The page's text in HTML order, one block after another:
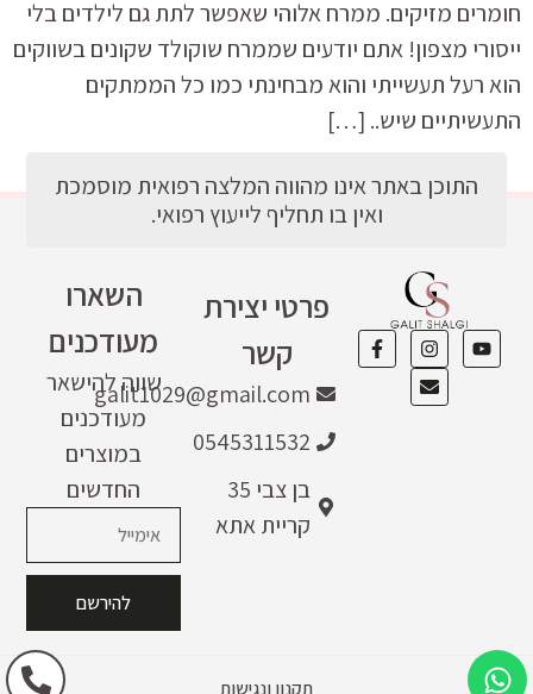
חומרים מזיקים. ממרח אלוהי שאפשר לתת גם לילדים בלי
ייסורי מצפון! אתם יודעים שממרח שוקולד שקונים בשווקים
הוא רעל תעשייתי והוא מבחינתי כמו כל הממתקים
התעשיתיים שיש.. […]
פרטי יצירת
קשר
galit1029@gmail.com
0545311532
בן צבי 35
קריית אתא
השארו
מעודכנים
שווה להישאר
מעודכנים
במוצרים
החדשים
להירשם
התוכן באתר אינו מהווה המלצה רפואית מוסמכת
ואין בו תחליף לייעוץ רפואי.